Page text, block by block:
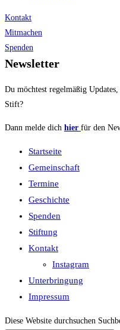
Kontakt
Mitmachen
Spenden
Newsletter
Du möchtest regelmäßig
Stift?
Dann melde dich hier für den
Startseite
Gemeinschaft
Termine
Geschichte
Spenden
Stiftung
Kontakt
Instagram
Unterbringung
Impressum
Diese Website durchsuchen